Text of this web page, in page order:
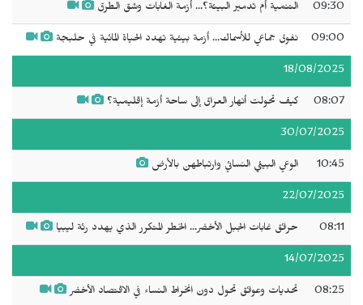
09:30 التنمية أم تدمير البيئة؟... أزمة الغابات وشق الطرق
09:00 نفوق جماعي للأسماك... أزمة بيئية تهدد الحياة المائية في حلبجة
18/08/2025
08:07 كيف تحولت أنهار العراق إلى ساحة أزمة إقليمية؟
30/07/2025
10:45 الوعي البيئي النسائي وارتباطهن بالأرض
22/07/2025
08:11 حرائق غابات الجبل الأخضر... الخطر المتكرر الذي يهدد رئة ليبيا
14/07/2025
08:25 تحديات وعوائق تحول دون انخراط النساء في الاقتصاد الأخضر